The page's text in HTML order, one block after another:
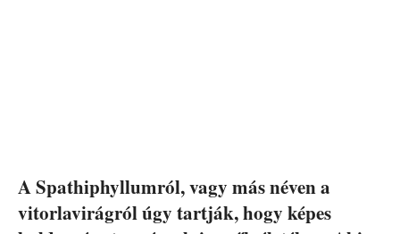
A Spathiphyllumról, vagy más néven a
vitorlavirágról úgy tartják, hogy képes